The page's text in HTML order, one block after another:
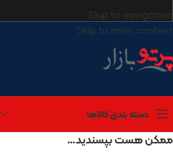
Skip to navigation
Skip to main content
دسته بندی کالاها
ممکن هست بپسندید…